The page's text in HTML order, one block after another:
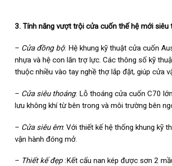
3. Tính năng vượt trội cửa cuốn thế hệ mới siêu
– Cửa đồng bộ: Hệ khung kỹ thuật cửa cuốn
nhựa và hệ con lăn trợ lực. Các thông số kỹ
thuộc nhiều vào tay nghề thợ lắp đặt, giúp cửa
– Cửa siêu thoáng: Lỗ thoáng cửa cuốn C70
lưu không khí từ bên trong và môi trường bên
– Cửa siêu êm: Với thiết kế hệ thống khung kỹ
vận hành đóng mở.
– Thiết kế đẹp :Kết cấu nan kép được sơn 2